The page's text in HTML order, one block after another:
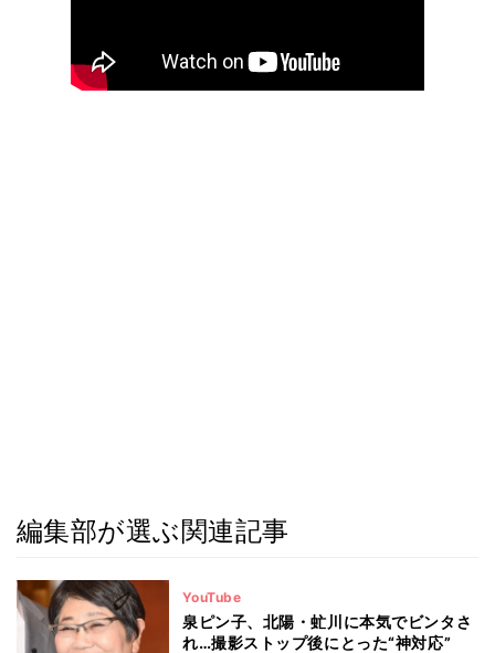
編集部が選ぶ関連記事
YouTube
泉ピン子、北陽・虻川に本気でビンタさ
れ…撮影ストップ後にとった“神対応”